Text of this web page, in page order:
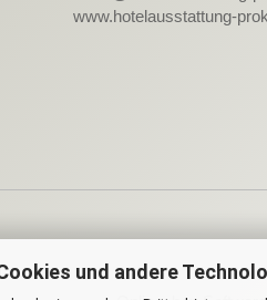
und andere
www.hotelausstattung-